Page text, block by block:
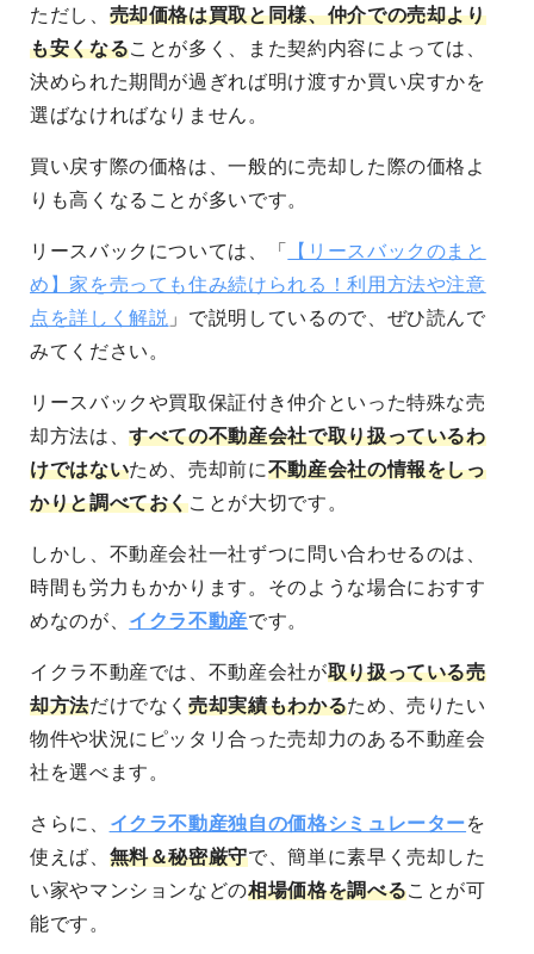
ただし、 売却価格は買取と同様、仲介での売却より
も安くなることが多く、また契約内容によっては、
決められた期間が過ぎれば明け渡すか買い戻すかを
選ばなければなりません。
買い戻す際の価格は、一般的に売却した際の価格よ
りも高くなることが多いです。
リースバックについては、「
【リースバックのまと
め】家を売っても住み続けられる！利用方法や注意
点を詳しく解説 」で説明しているので、ぜひ読んで
みてください。
リースバックや買取保証付き仲介といった特殊な売
却方法は、すべての不動産会社で取り扱っているわ
けではないため、売却前に不動産会社の情報をしっ
かりと調べておくことが大切です。
しかし、 不動産会社一社ずつに問い合わせるのは、
時間も労力もかかります 。そのような場合におすす
めなのが、 イクラ不動産です。
イクラ不動産では、 不動産会社が取り扱っている売
却方法だけでなく売却実績もわかるため、売りたい
物件や状況にピッタリ合った売却力のある不動産会
社を選べます 。
さらに、 イクラ不動産独自の価格シミュレーターを
使えば、 無料＆秘密厳守で、簡単に素早く売却した
い家やマンションなどの相場価格を調べることが可
能です。